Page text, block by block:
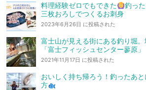
料理経験ゼロでもできた
釣っ
三枚おろしでつくるお刺身
2023年6月26日 に投稿された
富士山が見える街にある釣り堀。
「富士フィッシュセンター蓼原」
2021年11月17日 に投稿された
おいしく持ち帰ろう！釣ったあ
方